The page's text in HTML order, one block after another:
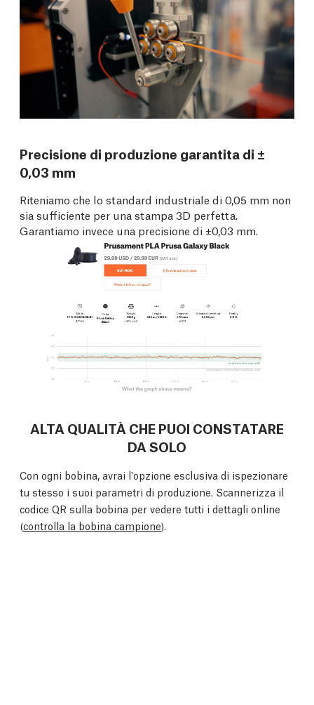
Precisione di produzione garantita di ±
0,03 mm
Riteniamo che lo standard industriale di 0,05 mm non
sia sufficiente per una stampa 3D perfetta.
Garantiamo invece una precisione di ±0,03 mm.
ALTA QUALITÀ CHE PUOI CONSTATARE
DA SOLO
Con ogni bobina, avrai l'opzione esclusiva di ispezionare
tu stesso i suoi parametri di produzione. Scannerizza il
codice QR sulla bobina per vedere tutti i dettagli online
(controlla la bobina campione).